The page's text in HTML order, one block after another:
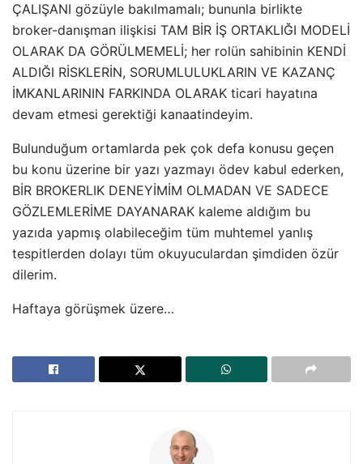
ÇALIŞANI gözüyle bakılmamalı; bununla birlikte
broker-danışman ilişkisi TAM BİR İŞ ORTAKLIĞI MODELİ
OLARAK DA GÖRÜLMEMELİ; her rolün sahibinin KENDİ
ALDIĞI RİSKLERİN, SORUMLULUKLARIN VE KAZANÇ
İMKANLARININ FARKINDA OLARAK ticari hayatına
devam etmesi gerektiği kanaatindeyim.
Bulunduğum ortamlarda pek çok defa konusu geçen
bu konu üzerine bir yazı yazmayı ödev kabul ederken,
BİR BROKERLIK DENEYİMİM OLMADAN VE SADECE
GÖZLEMLERİME DAYANARAK kaleme aldığım bu
yazıda yapmış olabileceğim tüm muhtemel yanlış
tespitlerden dolayı tüm okuyuculardan şimdiden özür
dilerim.
Haftaya görüşmek üzere…